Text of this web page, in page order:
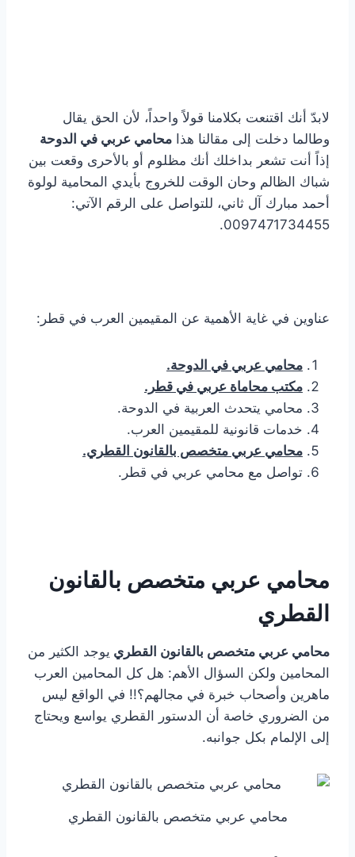
لابدّ أنك اقتنعت بكلامنا قولاً واحداً، لأن الحق يقال
وطالما دخلت إلى مقالنا هذا محامي عربي في الدوحة
إذاً أنت تشعر بداخلك أنك مظلوم أو بالأحرى وقعت بين
شباك الظالم وحان الوقت للخروج بأيدي المحامية لولوة
أحمد مبارك آل ثاني، للتواصل على الرقم الآتي:
0097471734455.
عناوين في غاية الأهمية عن المقيمين العرب في قطر:
محامي عربي في الدوحة.
مكتب محاماة عربي في قطر.
محامي يتحدث العربية في الدوحة.
خدمات قانونية للمقيمين العرب.
محامي عربي متخصص بالقانون القطري.
تواصل مع محامي عربي في قطر.
محامي عربي متخصص بالقانون
القطري
محامي عربي متخصص بالقانون القطري يوجد الكثير من
المحامين ولكن السؤال الأهم: هل كل المحامين العرب
ماهرين وأصحاب خبرة في مجالهم؟!! في الواقع ليس
من الضروري خاصة أن الدستور القطري يواسع ويحتاج
إلى الإلمام بكل جوانبه.
محامي عربي متخصص بالقانون القطري